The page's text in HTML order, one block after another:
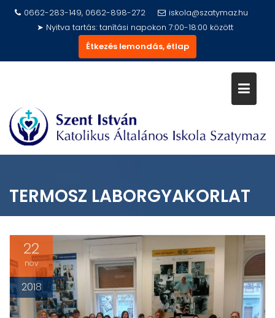
0662-283-149, 0662-898-272
iskola@szatymaz.hu
➤ Nyitva tartás: tanítási napokon 7:00-18:00 között
Étkezés lemondás, étlap
TERMOSZ LABORGYAKORLAT
22
nov
2018